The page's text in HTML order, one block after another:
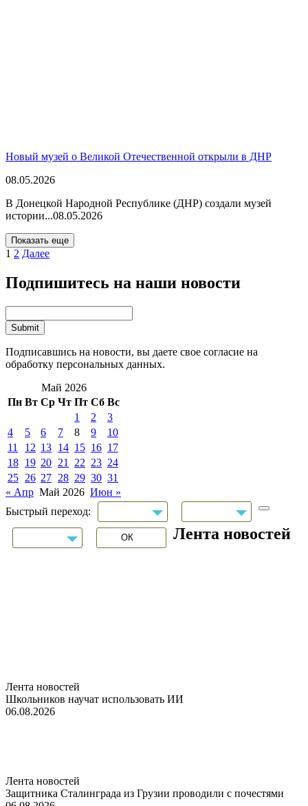
Новый музей о Великой Отечественной открыли в ДНР
08.05.2026
В Донецкой Народной Республике (ДНР) создали музей
истории...08.05.2026
Показать еще
1 2 Далее
Подпишитесь на наши новости
Подписавшись на новости, вы даете свое согласие на
обработку персональных данных.
Май 2026
Пн Вт Ср Чт Пт Сб Вс
1
2
3
4
5 6 7 8 9
10
11
12 13 14 15 16 17
18 19 20 21 22 23 24
25 26 27 28 29 30 31
« Апр Май 2026 Июн »
Быстрый переход:
Лента новостей
Лента новостей
Школьников научат использовать ИИ
06.08.2026
Лента новостей
Защитника Сталинграда из Грузии проводили с почестями